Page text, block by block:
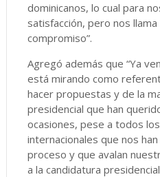
dominicanos, lo cual para
satisfacción, pero nos
compromiso”.
Agregó además que “Ya
está mirando como
hacer propuestas y de la
presidencial que han
ocasiones, pese a todos
internacionales que nos
proceso y que avalan
a la candidatura